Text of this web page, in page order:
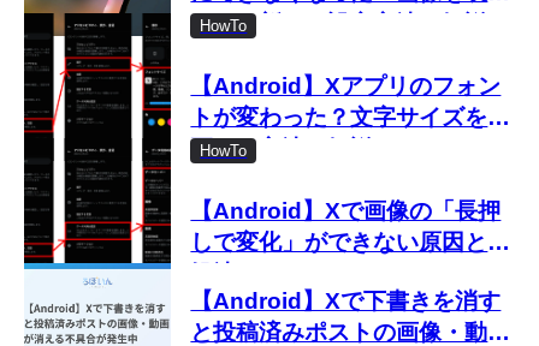
しない新しい設定方法を解説
HowTo
【Android】Xアプリのフォン
トが変わった？文字サイズを変
更する方法を解説
HowTo
【Android】Xで画像の「長押
しで変化」ができない原因と対
【Android】Xで下書きを消す
と投稿済みポストの画像・動画